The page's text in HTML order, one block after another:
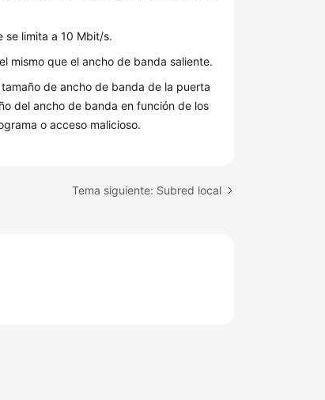
se limita a 10 Mbit/s.
mismo que el ancho de banda saliente.
de ancho de banda de la puerta
del ancho de banda en función de los
o acceso malicioso.
Tema siguiente: Subred local